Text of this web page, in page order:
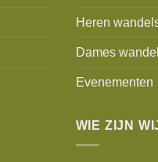
Heren
Dames
Evenementen
WIE ZIJN